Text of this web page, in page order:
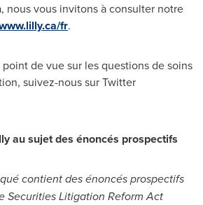
nous vous invitons à consulter notre
fr.
de vue sur les questions de soins
suivez-nous sur Twitter
au sujet des énoncés prospectifs
contient des énoncés prospectifs
Securities Litigation Reform Act